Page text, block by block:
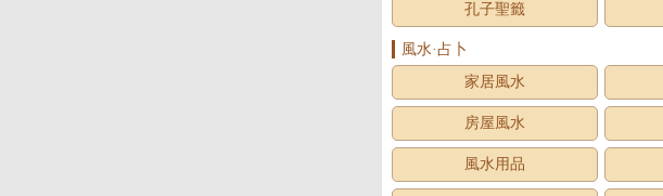
孔子聖籤
風水·占卜
家居風水
房屋風水
風水用品